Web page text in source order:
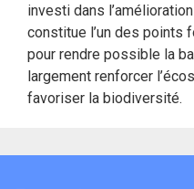
investi dans
constitue l’un des points
pour rendre possible la
largement renforcer
favoriser la biodiversité.